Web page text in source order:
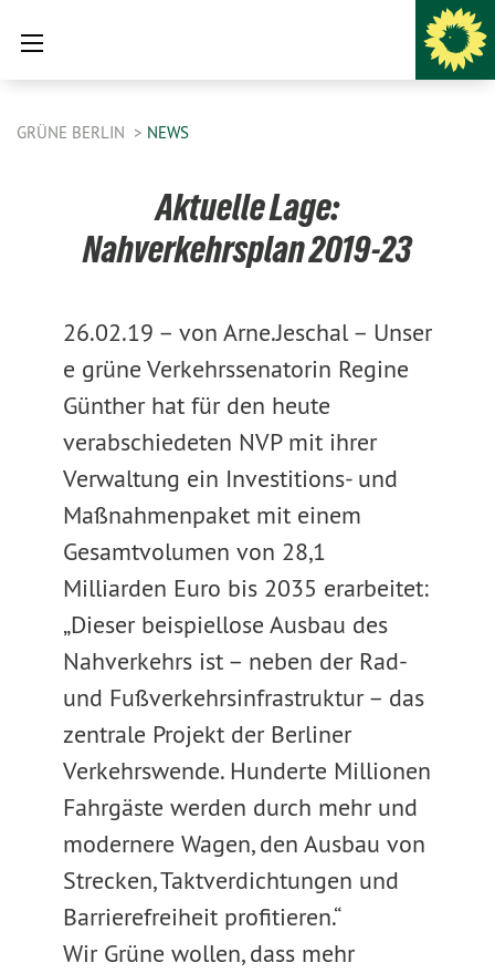
GRÜNE BERLIN NEWS
Aktuelle Lage:
Nahverkehrsplan 2019-23
26.02.19 – von Arne.Jeschal – Unser
e grüne Verkehrssenatorin Regine
Günther hat für den heute
verabschiedeten NVP mit ihrer
Verwaltung ein Investitions- und
Maßnahmenpaket mit einem
Gesamtvolumen von 28,1
Milliarden Euro bis 2035 erarbeitet:
„Dieser beispiellose Ausbau des
Nahverkehrs ist – neben der Rad-
und Fußverkehrsinfrastruktur – das
zentrale Projekt der Berliner
Verkehrswende. Hunderte Millionen
Fahrgäste werden durch mehr und
modernere Wagen, den Ausbau von
Strecken, Taktverdichtungen und
Barrierefreiheit profitieren.“
Wir Grüne wollen, dass mehr